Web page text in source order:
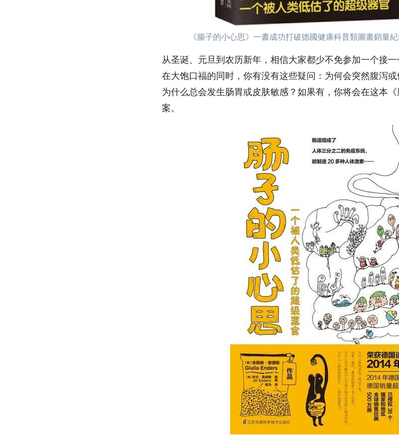
《腸子的小心思》一書成功打破德國健康科普類圖書銷量
从圣诞、元旦到农历新年，相信大家都少不免参加一个接
在大饱口福的同时，你有没有这些疑问：为何会突然腹泻或
为什么总会发生肠胃或皮肤敏感？如果有，你将会在这本
案。